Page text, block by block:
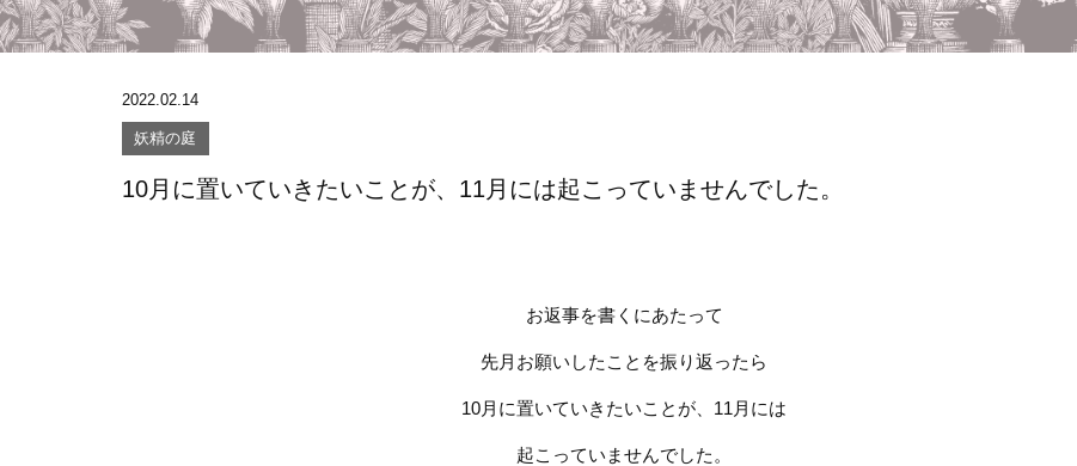
2022.02.14
妖精の庭
10月に置いていきたいことが、11月には起こっていませんでした。
お返事を書くにあたって
先月お願いしたことを振り返ったら
10月に置いていきたいことが、11月には
起こっていませんでした。